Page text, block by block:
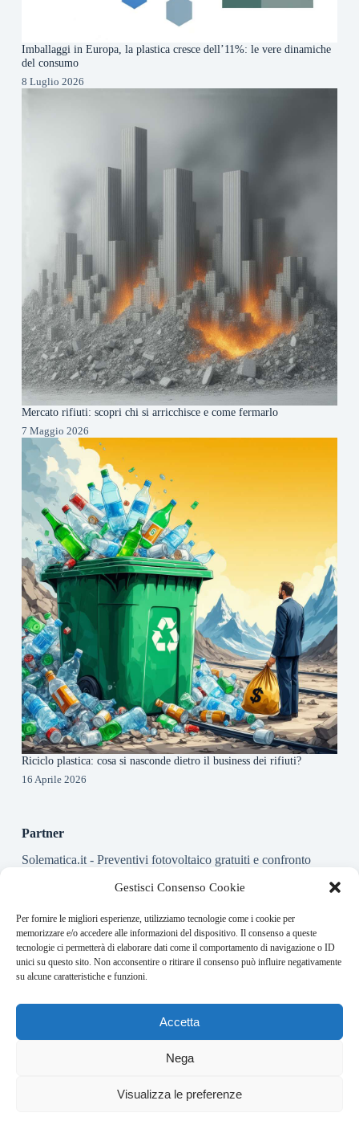
Gestisci Consenso Cookie
Per fornire le migliori esperienze, utilizziamo tecnologie come i cookie per
memorizzare e/o accedere alle informazioni del dispositivo. Il consenso a queste
tecnologie ci permetterà di elaborare dati come il comportamento di navigazione o ID
unici su questo sito. Non acconsentire o ritirare il consenso può influire negativamente
su alcune caratteristiche e funzioni.
Accetta
Nega
Visualizza le preferenze
Imballaggi in Europa, la plastica cresce dell’11%: le vere dinamiche
del consumo
8 Luglio 2026
Mercato rifiuti: scopri chi si arricchisce e come fermarlo
7 Maggio 2026
Riciclo plastica: cosa si nasconde dietro il business dei rifiuti?
16 Aprile 2026
Partner
Solematica.it- Preventivi fotovoltaico gratuiti e confronto
About this website
Energy-Bullet.it ogni giorno trova per te le notizie più rilevanti
in ambito finanziario.
Address:
VIA USODIMARE 3 - 37138 - VERONA (VR)
redazione@bullet-network.com
bullet-network.com